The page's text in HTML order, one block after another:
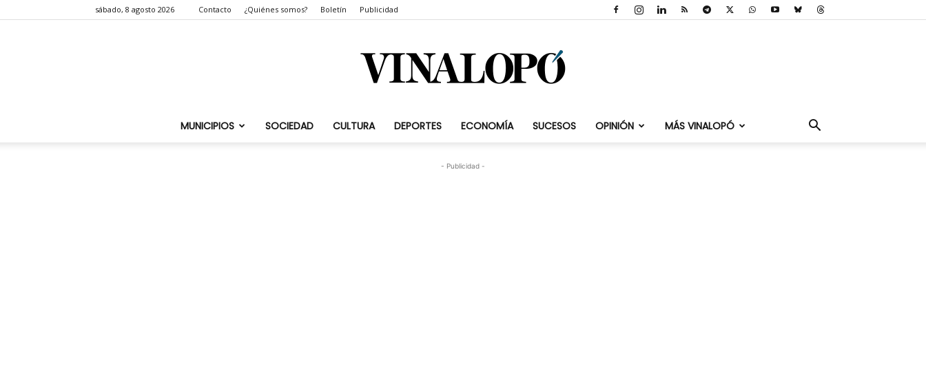
sábado, 8 agosto 2026 Contacto ¿Quiénes somos? Boletín Publicidad
Vinalopó.com
MUNICIPIOS SOCIEDAD CULTURA DEPORTES ECONOMÍA SUCESOS OPINIÓN MÁS VINALOPÓ
- Publicidad -